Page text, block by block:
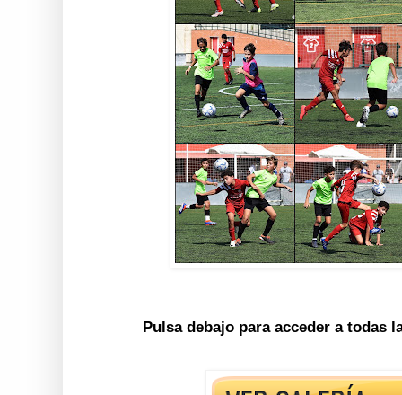
Pulsa debajo para acceder a todas